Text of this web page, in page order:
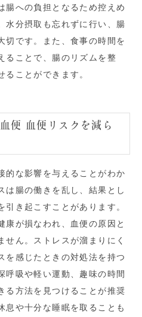
腸への負担となるため控えめ
水分摂取も忘れずに行い、腸
切です。また、食事の時間を
ることで、腸のリズムを整
ることができます。
便 血便リスクを減ら
的な影響を与えることがわか
は腸の働きを乱し、結果とし
き起こすことがあります。
康が損なわれ、血便の原因と
せん。ストレスが溜まりにく
を感じたときの対処法を持つ
呼吸や軽い運動、趣味の時間
る方法を見つけることが推奨
息や十分な睡眠を取ることも